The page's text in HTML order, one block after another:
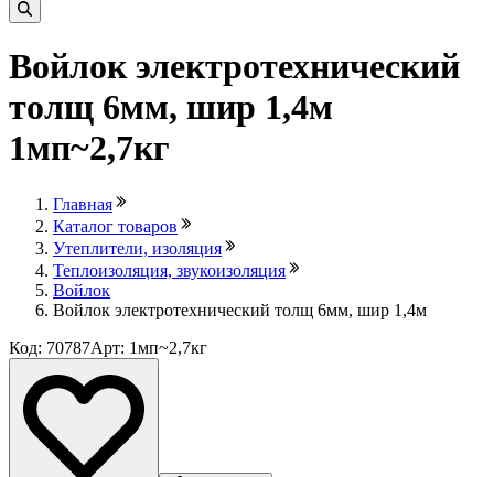
Войлок электротехнический
толщ 6мм, шир 1,4м
1мп~2,7кг
Главная
Каталог товаров
Утеплители, изоляция
Теплоизоляция, звукоизоляция
Войлок
Войлок электротехнический толщ 6мм, шир 1,4м
Код: 70787Арт: 1мп~2,7кг